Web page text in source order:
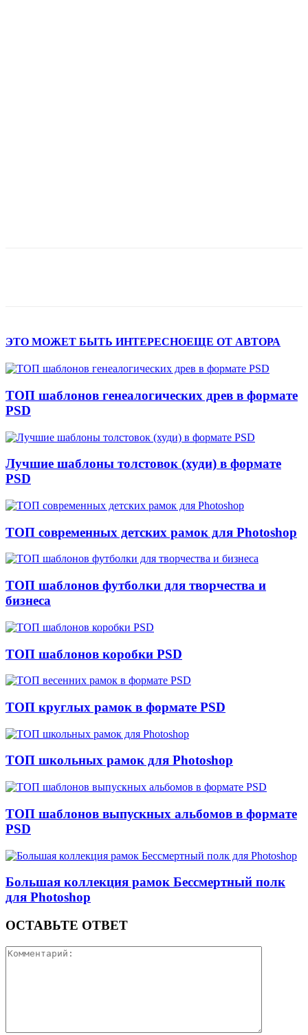
ЭТО МОЖЕТ БЫТЬ ИНТЕРЕСНОЕЩЕ ОТ АВТОРА
ТОП шаблонов генеалогических древ в формате
PSD
Лучшие шаблоны толстовок (худи) в формате
PSD
ТОП современных детских рамок для Photoshop
ТОП шаблонов футболки для творчества и
бизнеса
ТОП шаблонов коробки PSD
ТОП круглых рамок в формате PSD
ТОП школьных рамок для Photoshop
ТОП шаблонов выпускных альбомов в формате
PSD
Большая коллекция рамок Бессмертный полк
для Photoshop
ОСТАВЬТЕ ОТВЕТ